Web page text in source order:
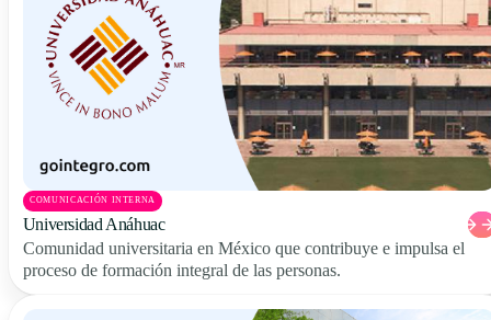
COMUNICACIÓN INTERNA
Universidad Anáhuac
Comunidad universitaria en México que contribuye e impulsa el
proceso de formación integral de las personas.